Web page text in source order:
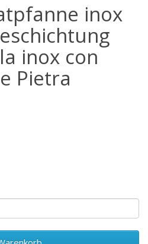
inox
inox con
Pietra